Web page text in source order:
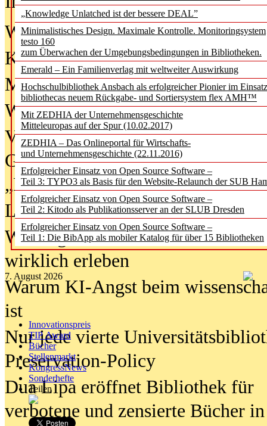
„Knowledge Unlatched ist der bessere DEAL”
Minimalistisches Design. Maximale Kontrolle. Monitoringsystem
testo 160
zum Überwachen der Umgebungsbedingungen in Bibliotheken.
Emerald – Ein Familienverlag mit weltweiter Auswirkung
Hochschulbibliothek Ansbach als erfolgreicher Pionier im
bibliothecas neuem Rückgabe- und Sortiersystem flex AMH™
Mit ZEDHIA der Unternehmensgeschichte
Mitteleuropas auf der Spur (10.02.2017)
ZEDHIA – Das Onlineportal für Wirtschafts-
und Unternehmensgeschichte (22.11.2016)
Erfolgreicher Einsatz von Open Source Software –
Teil 3: TYPO3 als Basis für den Website-Relaunch der SUB
Erfolgreicher Einsatz von Open Source Software –
Teil 2: Kitodo als Publikationsserver an der SLUB Dresden
Erfolgreicher Einsatz von Open Source Software –
Teil 1: Die BibApp als mobiler Katalog für über 15 Bibliotheken
7. August 2026
Innovationspreis
TIP Award
Bücher
Stellenmarkt
KongressNews
Sonderhefte
Teilen
Was Hochschul­bibliotheken von
Kinder in der digitalen Welt
Metadaten als Infrastruktur
Wenn Bots katalogisieren
Von Abschlusskleidern bis
Geisterjagd-Ausrüstung in der
„Library of Things“ unterwegs
Lesen als Infrastrukturaufgabe
Wie Jugendliche Social Media
wirklich erleben
Warum KI-Angst beim
ist
Nur jede vierte
Preservation-Policy
Dua Lipa eröffnet Bibliothek für
verbotene und zensierte Bücher